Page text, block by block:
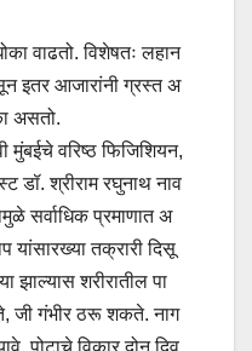
वाढतो. विशेषतः लहान
इतर आजारांनी ग्रस्त अ
असतो.
मुंबईचे वरिष्ठ फिजिशियन,
डॉ. श्रीराम रघुनाथ नाव
सर्वाधिक प्रमाणात अ
यांसारख्या तक्रारी दिसू
शरीरातील पा
जी गंभीर ठरू शकते. नाग